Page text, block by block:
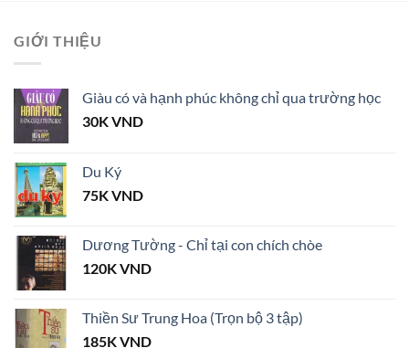
GIỚI THIỆU
Giàu có và hạnh phúc không chỉ qua trường học
30KVND
Du Ký
75KVND
Dương Tường - Chỉ tại con chích chòe
120KVND
Thiền Sư Trung Hoa (Trọn bộ 3 tập)
185KVND